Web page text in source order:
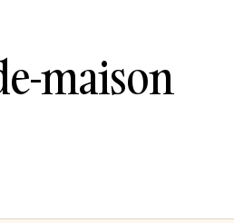
: Vide-maison
maison